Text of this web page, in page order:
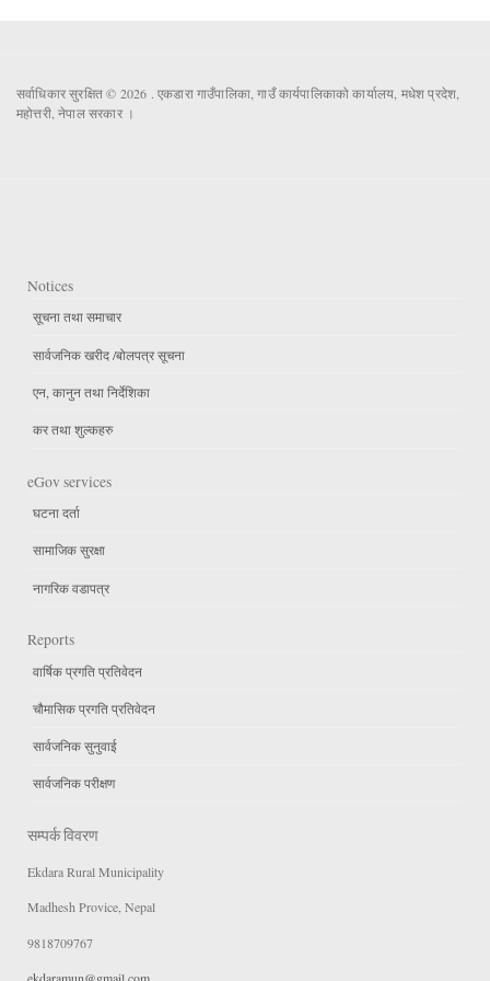
सर्वाधिकार सुरक्षित © 2026 . एकडारा गाउँपालिका, गाउँ कार्यपालिकाको कार्यालय, मधेश प्रदेश,
महोत्तरी, नेपाल सरकार ।
Notices
सूचना तथा समाचार
सार्वजनिक खरीद /बोलपत्र सूचना
एन, कानुन तथा निर्देशिका
कर तथा शुल्कहरु
eGov services
घटना दर्ता
सामाजिक सुरक्षा
नागरिक वडापत्र
Reports
वार्षिक प्रगति प्रतिवेदन
चौमासिक प्रगति प्रतिवेदन
सार्वजनिक सुनुवाई
सार्वजनिक परीक्षण
सम्पर्क विवरण
Ekdara Rural Municipality
Madhesh Provice, Nepal
9818709767